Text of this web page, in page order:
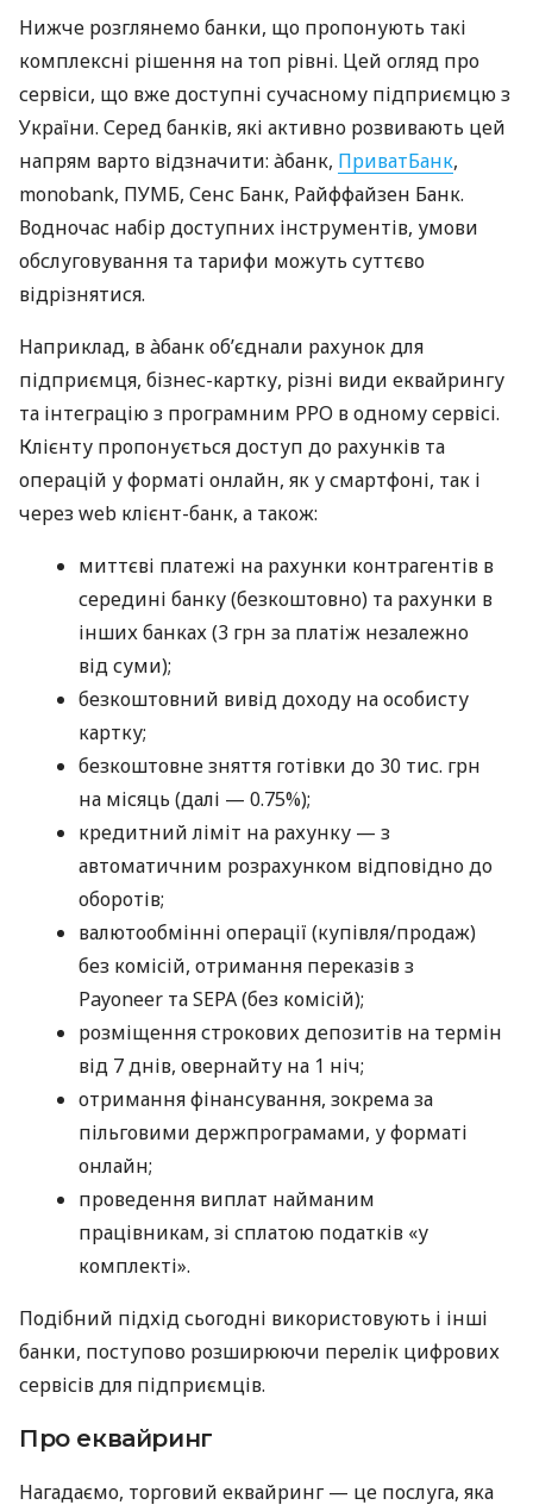
Нижче розглянемо банки, що пропонують такі
комплексні рішення на топ рівні. Цей огляд про
сервіси, що вже доступні сучасному підприємцю з
України. Серед банків, які активно розвивають цей
напрям варто відзначити: àбанк, ПриватБанк,
monobank, ПУМБ, Сенс Банк, Райффайзен Банк.
Водночас набір доступних інструментів, умови
обслуговування та тарифи можуть суттєво
відрізнятися.
Наприклад, в àбанк об’єднали рахунок для
підприємця, бізнес-картку, різні види еквайрингу
та інтеграцію з програмним РРО в одному сервісі.
Клієнту пропонується доступ до рахунків та
операцій у форматі онлайн, як у смартфоні, так і
через web клієнт-банк, а також:
миттєві платежі на рахунки контрагентів в
середині банку (безкоштовно) та рахунки в
інших банках (3 грн за платіж незалежно
від суми);
безкоштовний вивід доходу на особисту
картку;
безкоштовне зняття готівки до 30 тис. грн
на місяць (далі — 0.75%);
кредитний ліміт на рахунку — з
автоматичним розрахунком відповідно до
оборотів;
валютообмінні операції (купівля/продаж)
без комісій, отримання переказів з
Payoneer та SEPA (без комісій);
розміщення строкових депозитів на термін
від 7 днів, овернайту на 1 ніч;
отримання фінансування, зокрема за
пільговими держпрограмами, у форматі
онлайн;
проведення виплат найманим
працівникам, зі сплатою податків «у
комплекті».
Подібний підхід сьогодні використовують і інші
банки, поступово розширюючи перелік цифрових
сервісів для підприємців.
Про еквайринг
Нагадаємо, торговий еквайринг — це послуга, яка